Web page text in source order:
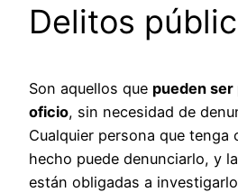
Delitos
Son aquellos que pueden ser
oficio, sin necesidad de
Cualquier persona que tenga
hecho puede denunciarlo, y
están obligadas a